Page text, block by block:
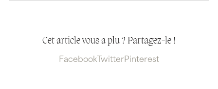
Cet article vous a plu ? Partagez-le !
Facebook TwitterPinterest